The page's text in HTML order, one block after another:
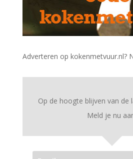
Adverteren op kokenmetvuur.nl?
Op de hoogte blijven van de
Meld je nu